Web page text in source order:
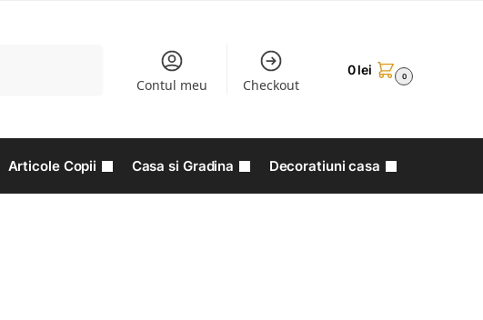
Contul meu Checkout
0lei 0
Articole Copii Casa si Gradina Decoratiuni casa